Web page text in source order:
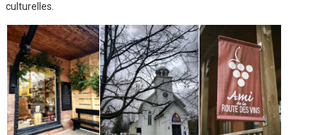
culturelles.